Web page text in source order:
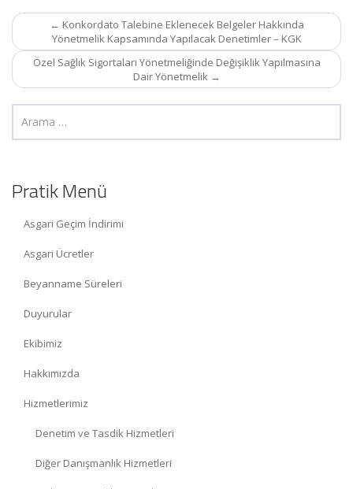
Post
navigation
← Konkordato Talebine Eklenecek Belgeler Hakkında
Yönetmelik Kapsamında Yapılacak Denetimler – KGK
Özel Sağlık Sigortaları Yönetmeliğinde Değişiklik Yapılmasına
Dair Yönetmelik →
Pratik Menü
Asgari Geçim İndirimi
Asgari Ücretler
Beyanname Süreleri
Duyurular
Ekibimiz
Hakkımızda
Hizmetlerimiz
Denetim ve Tasdik Hizmetleri
Diğer Danışmanlık Hizmetleri